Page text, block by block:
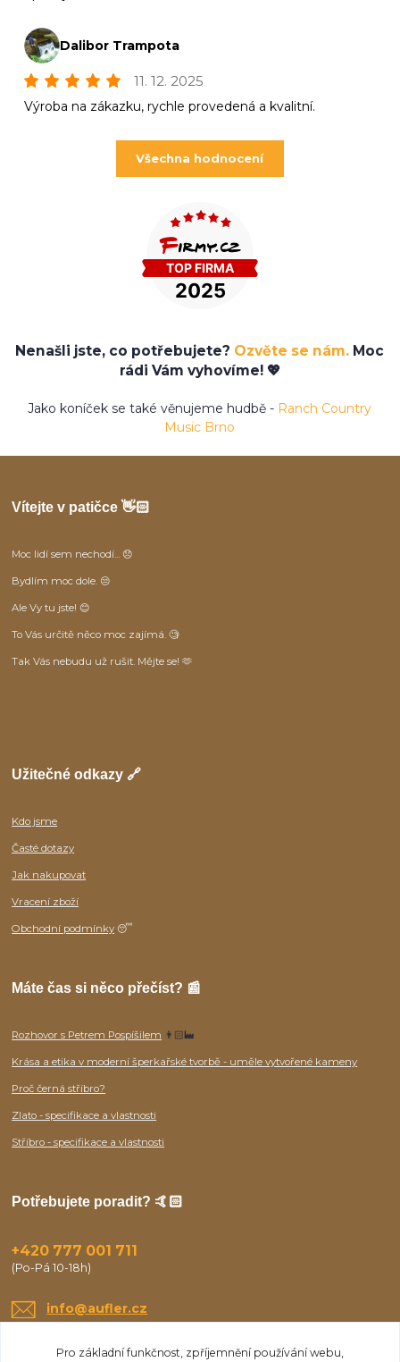
Dalibor Trampota
11. 12. 2025
Výroba na zákazku, rychle provedená a kvalitní.
Všechna hodnocení
Nenašli jste, co potřebujete? Ozvěte se nám. Moc
rádi Vám vyhovíme! 💖
Jako koníček se také věnujeme hudbě - Ranch Country
Music Brno
Vítejte v patičce 👋🏻
Moc lidí sem nechodí... 😞
Bydlím moc dole. 😒
Ale Vy tu jste! 😊
To Vás určitě něco moc zajímá. 🧐
Tak Vás nebudu už rušit. Mějte se! 🫶
Užitečné odkazy 🔗
Kdo jsme
Časté dotazy
Jak nakupovat
Vracení zboží
Obchodní podmínky 😴
Máte čas si něco přečíst? 📰
Rozhovor s Petrem Pospíšilem 👨🏻‍🏭
Krása a etika v moderní šperkařské tvorbě - uměle vytvořené kameny
Proč černá stříbro?
Zlato - specifikace a vlastnosti
Stříbro - specifikace a vlastnosti
Potřebujete poradit? 🤙🏻
+420 777 001 711
(Po-Pá 10-18h)
info@aufler.cz
Pro základní funkčnost, zpříjemnění používání webu,